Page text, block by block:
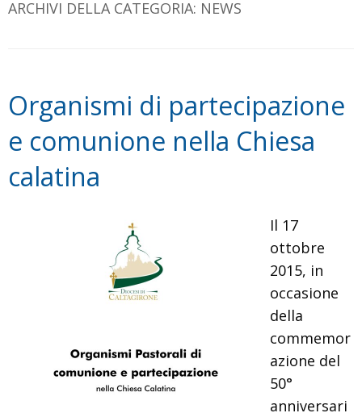
ARCHIVI DELLA CATEGORIA: NEWS
Organismi di partecipazione
e comunione nella Chiesa
calatina
Il 17
ottobre
2015, in
occasione
della
commemor
azione del
50°
anniversari